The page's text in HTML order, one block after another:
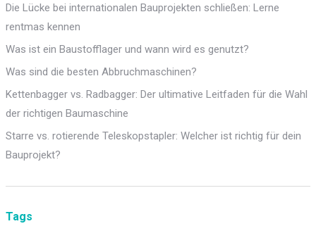
Die Lücke bei internationalen Bauprojekten schließen: Lerne
rentmas kennen
Was ist ein Baustofflager und wann wird es genutzt?
Was sind die besten Abbruchmaschinen?
Kettenbagger vs. Radbagger: Der ultimative Leitfaden für die Wahl
der richtigen Baumaschine
Starre vs. rotierende Teleskopstapler: Welcher ist richtig für dein
Bauprojekt?
Tags